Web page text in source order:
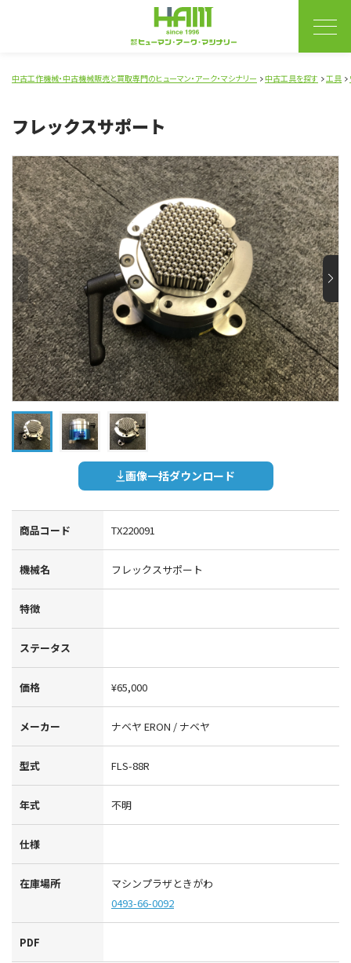
中古工作機械・中古機械販売と買取専門のヒューマン・アーク・マシナリー 中古工具を探す 工具
フレックスサポート
画像一括ダウンロード
商品コード TX220091
機械名 フレックスサポート
特徴
ステータス
価格 ¥65,000
メーカー ナベヤ ERON / ナベヤ
型式 FLS-88R
年式 不明
仕様
在庫場所
マシンプラザときがわ
0493-66-0092
PDF